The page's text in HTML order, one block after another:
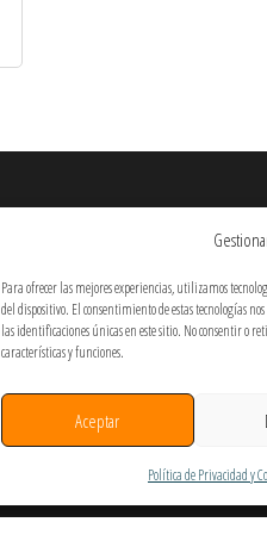
Para ofrecer las mejores experiencias, utilizamos
del dispositivo. El consentimiento de estas tecnologías
las identificaciones únicas en este sitio. No consentir o
características y funciones.
Aceptar
Política de Privacidad y